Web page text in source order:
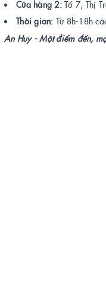
Cửa hàng 2: Tổ 7, Thị
Thời gian: Từ 8h-18h
An Huy - Một điểm đến,